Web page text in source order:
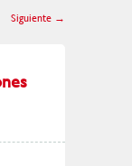
Siguiente →